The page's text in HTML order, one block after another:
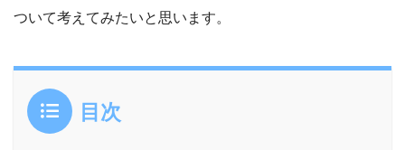
ついて考えてみたいと思います。
目次